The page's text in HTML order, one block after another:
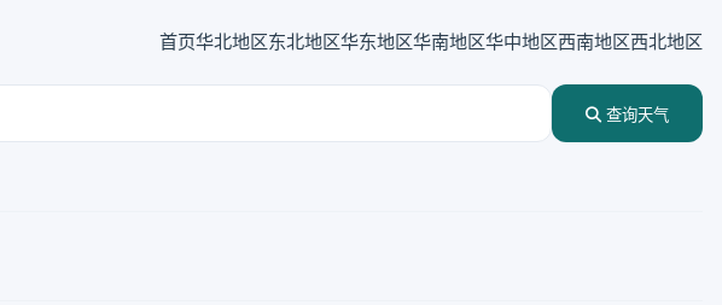
首页华北地区东北地区华东地区华南地区华中地区西南地区西北地区
查询天气